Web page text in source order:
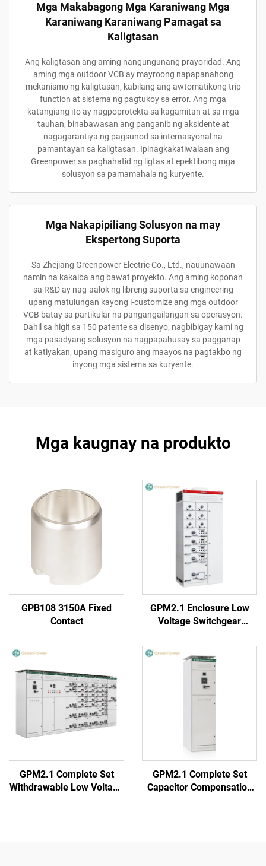
Mga Makabagong Mga Karaniwang Mga
Karaniwang Karaniwang Pamagat sa
Kaligtasan
Ang kaligtasan ang aming nangungunang prayoridad. Ang
aming mga outdoor VCB ay mayroong napapanahong
mekanismo ng kaligtasan, kabilang ang awtomatikong trip
function at sistema ng pagtukoy sa error. Ang mga
katangiang ito ay nagpoprotekta sa kagamitan at sa mga
tauhan, binabawasan ang panganib ng aksidente at
nagagarantiya ng pagsunod sa internasyonal na
pamantayan sa kaligtasan. Ipinagkakatiwalaan ang
Greenpower sa paghahatid ng ligtas at epektibong mga
solusyon sa pamamahala ng kuryente.
Mga Nakapipiliang Solusyon na may
Ekspertong Suporta
Sa Zhejiang Greenpower Electric Co., Ltd., nauunawaan
namin na kakaiba ang bawat proyekto. Ang aming koponan
sa R&D ay nag-aalok ng libreng suporta sa engineering
upang matulungan kayong i-customize ang mga outdoor
VCB batay sa partikular na pangangailangan sa operasyon.
Dahil sa higit sa 150 patente sa disenyo, nagbibigay kami ng
mga pasadyang solusyon na nagpapahusay sa pagganap
at katiyakan, upang masiguro ang maayos na pagtakbo ng
inyong mga sistema sa kuryente.
Mga kaugnay na produkto
GPB108 3150A Fixed
Contact
GPM2.1 Enclosure Low
Voltage Switchgear
GPM2.1 Complete Set
Withdrawable Low Voltage
GPM2.1 Complete Set
Capacitor Compensation